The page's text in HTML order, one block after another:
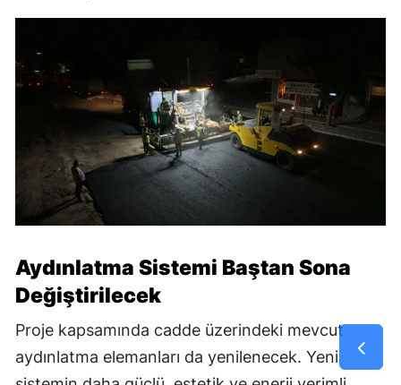
Aydınlatma Sistemi Baştan Sona
Değiştirilecek
Proje kapsamında cadde üzerindeki mevcut
aydınlatma elemanları da yenilenecek. Yeni